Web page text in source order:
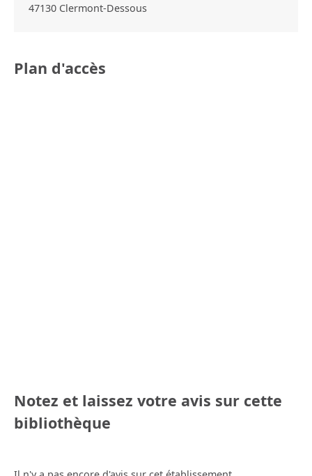
47130 Clermont-Dessous
Plan d'accès
Notez et laissez votre avis sur cette
bibliothèque